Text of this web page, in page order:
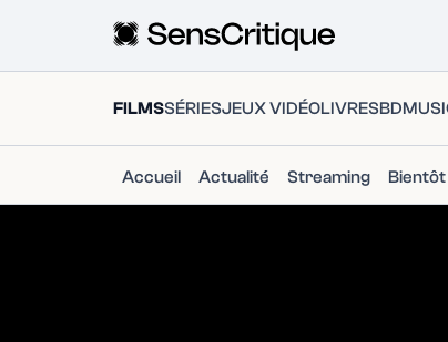
FILMSSÉRIESJEUX VIDÉOLIVRESBD
Accueil Actualité Streaming Bientôt